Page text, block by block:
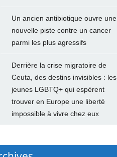
Un ancien antibiotique ouvre une
nouvelle piste contre un cancer
parmi les plus agressifs
Derrière la crise migratoire de
Ceuta, des destins invisibles : les
jeunes LGBTQ+ qui espèrent
trouver en Europe une liberté
impossible à vivre chez eux